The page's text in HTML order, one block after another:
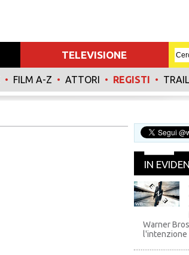
TELEVISIONE
• FILM A-Z • ATTORI • REGISTI •
IN
WB
Warner
l'intenzione